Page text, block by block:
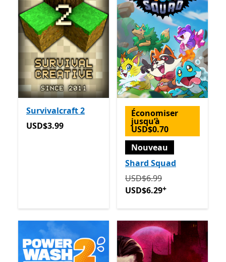
Survivalcraft 2
USD$3.99
USD$3.99
Économiser
jusqu’à
USD$0.70
Nouveau
Shard Squad
Initialement USD$6.99
USD$6.99
USD$6.29+